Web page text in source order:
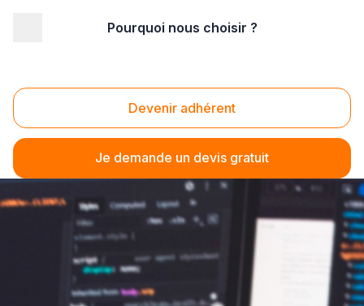
Pourquoi nous choisir ?
Devenir adhérent
Je demande un devis gratuit